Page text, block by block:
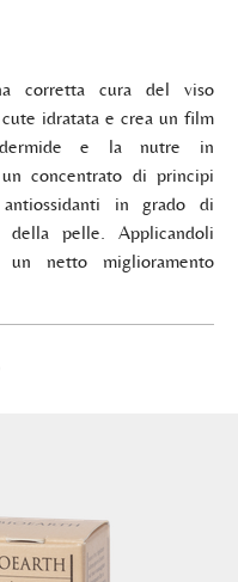
corretta cura del viso
idratata e crea un film
e la nutre in
concentrato di principi
in grado di
della pelle. Applicandoli
netto miglioramento